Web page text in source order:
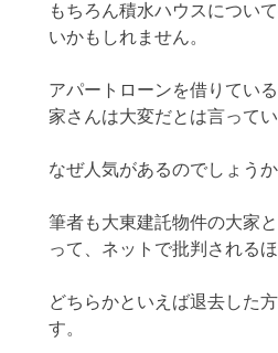
もちろん積水ハウスについ
いかもしれません。
アパートローンを借りてい
家さんは大変だとは言ってい
なぜ人気があるのでしょうか
筆者も大東建託物件の大家
って、ネットで批判される
どちらかといえば退去した
す。